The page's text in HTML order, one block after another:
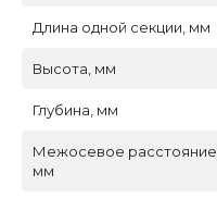
Длина одной секции, мм
Высота, мм
Глубина, мм
Межосевое расстояние,
мм